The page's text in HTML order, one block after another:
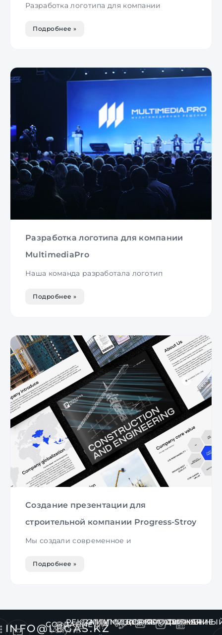
Разработка логотипа для компании
Подробнее »
Разработка логотипа для компании
MultimediaPro
Наша команда разработала логотип
Подробнее »
Создание презентации для
строительной компании Progress-Stroy
Мы создали современное и
Подробнее »
INFO@LEGAS.KZ
Услуги:
СОЗДАНИЕ
РЕКЛАМАОПТИМИЗАЦИЯ
ПОДДЕРЖКА
КОРПОРАТИВНАЯ
ПРОДВИЖЕНИЕ